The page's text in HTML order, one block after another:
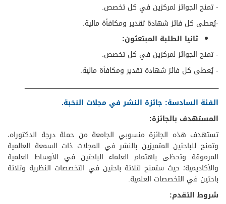
- تمنح الجوائز لمركزين في كل تخصص.
-يُعطى كل فائز شهادة تقدير ومكافأة مالية.
ثانيا​ الطلبة المبتعثون:
- تمنح الجوائز لمركزين في كل تخصص.
- يُعطى كل فائز شهادة تقدير ومكافأة مالية.
ــــــــــــــــــــــــــــــــــــــــــــــــــــــــــــــــــــــــــــــــــــــــــــــــــــــــــــــــــــــــــــــــــــــــــــــــــــــــــــــــــــــــــــــــــــــــــــــــ​
الفئة السادسة: جائزة النشر في مجلات النخبة.
المستهدف بالجائزة:
تستهدف هذه الجائزة منسوبي الجامعة من حملة درجة الدكتوراه،
وتمنح للباحثين المتميزين بالنشر في المجلات ذات السمعة العالمية
المرموقة وتحظى باهتمام العلماء الباحثين في الأوساط العلمية
والأكاديمية؛ حيث ستمنح لثلاثة باحثين في التخصصات النظرية وثلاثة
باحثين في التخصصات العلمية.
شروط التقدم: